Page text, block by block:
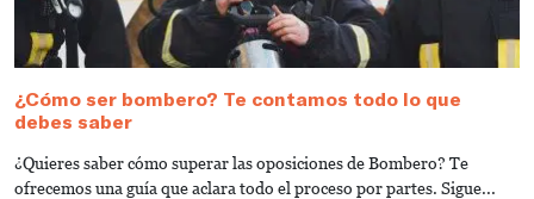
¿Cómo ser bombero? Te contamos todo lo que
debes saber
¿Quieres saber cómo superar las oposiciones de Bombero? Te
ofrecemos una guía que aclara todo el proceso por partes. Sigue...